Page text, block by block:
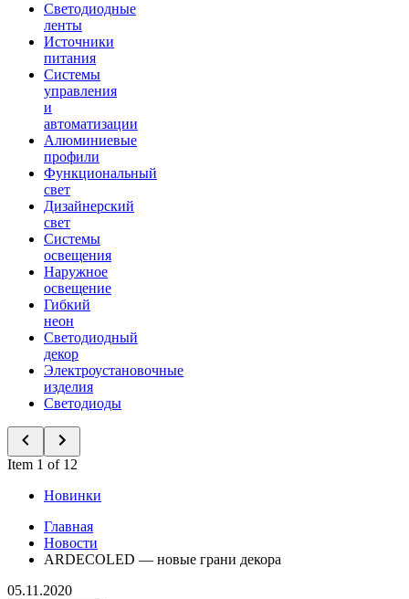
Светодиодные
ленты
Источники
питания
Системы
управления
и
автоматизации
Алюминиевые
профили
Функциональный
свет
Дизайнерский
свет
Системы
освещения
Наружное
освещение
Гибкий
неон
Светодиодный
декор
Электроустановочные
изделия
Светодиоды
Item 1 of 12
Новинки
Главная
Новости
ARDECOLED — новые грани декора
05.11.2020